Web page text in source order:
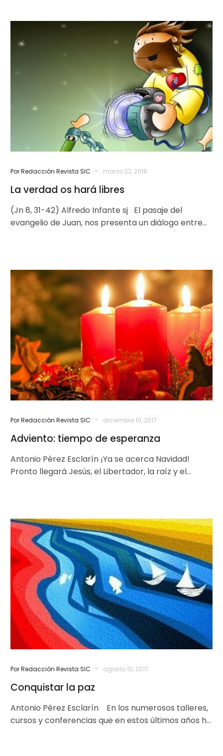
verdad
Por Redacción Revista SIC - marzo 22, 2018
La verdad os hará libres
(Jn 8, 31-42) Alfredo Infante sj El pasaje del
evangelio de Juan, nos presenta un diálogo entre
Adviento:
tiempo
de
esperanza
Por Redacción Revista SIC - diciembre 10, 2017
Adviento: tiempo de esperanza
Antonio Pérez Esclarín ¡Ya se acerca Navidad!
Pronto llegará Jesús, el Libertador, la raíz y el
Conquistar
la
paz
Por Redacción Revista SIC - agosto 10, 2017
Conquistar la paz
Antonio Pérez Esclarín En los numerosos talleres,
cursos y conferencias que en estos últimos años he